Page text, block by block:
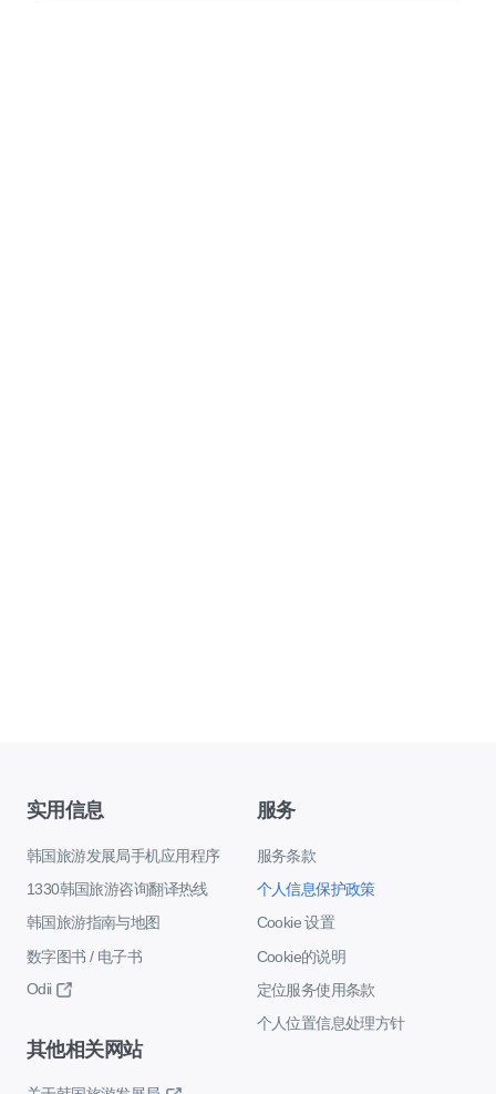
实用信息
韩国旅游发展局手机应用程序
1330韩国旅游咨询翻译热线
韩国旅游指南与地图
数字图书 / 电子书
Odii
服务
服务条款
个人信息保护政策
Cookie 设置
Cookie的说明
定位服务使用条款
个人位置信息处理方针
其他相关网站